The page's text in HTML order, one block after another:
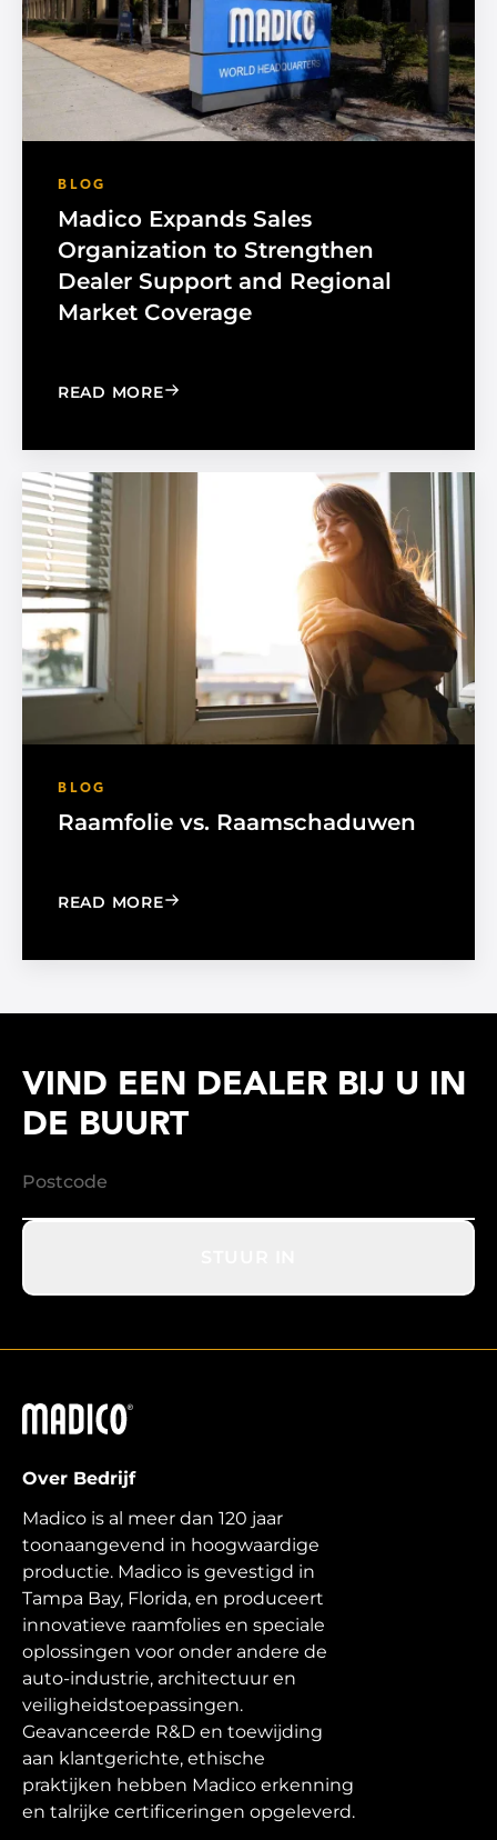
BLOG
Madico Expands Sales
Organization to Strengthen
Dealer Support and Regional
Market Coverage
READ MORE: MADICO EXPANDS SALES
BLOG
Raamfolie vs. Raamschaduwen
READ MORE: WINDOW FILM VS. WINDOW
VIND EEN DEALER BIJ U IN
DE BUURT
Madico
Over Bedrijf
Madico is al meer dan 120 jaar
toonaangevend in hoogwaardige
productie. Madico is gevestigd in
Tampa Bay, Florida, en produceert
innovatieve raamfolies en speciale
oplossingen voor onder andere de
auto-industrie, architectuur en
veiligheidstoepassingen.
Geavanceerde R&D en toewijding
aan klantgerichte, ethische
praktijken hebben Madico erkenning
en talrijke certificeringen opgeleverd.